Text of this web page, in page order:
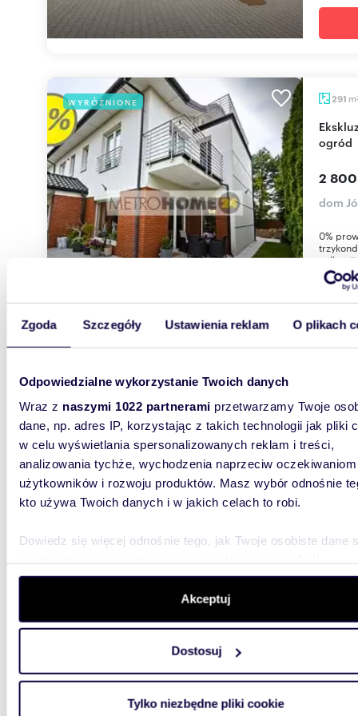
Zgoda Szczegóły Ustawienia reklam O plikach
Odpowiedzialne wykorzystanie Twoich danych
Wraz z naszymi 1022 partnerami przetwarzamy Twoje
dane, np. adres IP, korzystając z takich technologii jak pliki
w celu wyświetlania spersonalizowanych reklam i treści,
analizowania tychże, wychodzenia naprzeciw oczekiwaniom
użytkowników i rozwoju produktów. Masz wybór odnośnie
kto używa Twoich danych i w jakich celach to robi.
Dowiedz się więcej odnośnie tego, jak Twoje osobiste dane
szczegółów. W Deklaracji plików cookie możesz zmienić
wycofać swoją zgodę w dowolnej chwili.
aby oferować funkcje społecznościowe i analizować ruch w
witrynie. Informacje o tym, jak korzystasz z naszej witryny,
analitycznym. Partnerzy mogą połączyć te informacje z
Akceptuj
Dostosuj
Tylko niezbędne pliki cookie
WYRÓŻNIONE 291 m
Ekskluzywny dom 291 m² z garażem - tarasy i
ogród
2
dom
0%
WYRÓŻNIONE
Polecam elegancki 72 m² apartament w inwestycji
1 797
WYRÓŻNIONE 71m